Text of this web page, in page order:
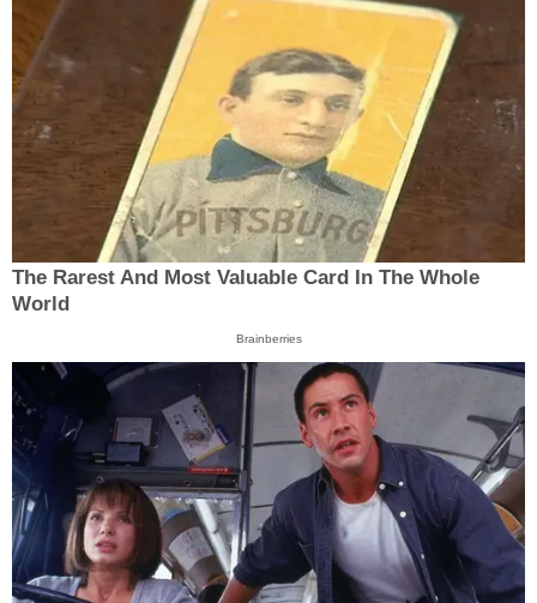
The Rarest And Most Valuable Card In The Whole
World
Brainberries